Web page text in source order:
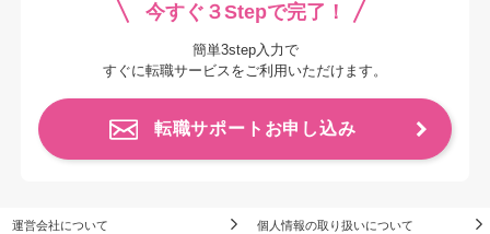
今すぐ３Stepで完了！
簡単3step入力で
すぐに転職サービスをご利用いただけます。
転職サポートお申し込み
運営会社について 個人情報の取り扱いについて